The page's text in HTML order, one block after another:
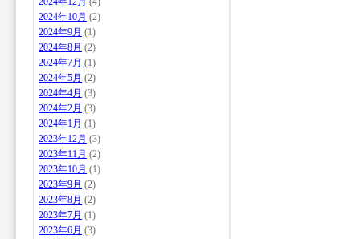
2024年10月 (2)
2024年9月 (1)
2024年8月 (2)
2024年7月 (1)
2024年5月 (2)
2024年4月 (3)
2024年2月 (3)
2024年1月 (1)
2023年12月 (3)
2023年11月 (2)
2023年10月 (1)
2023年9月 (2)
2023年8月 (2)
2023年7月 (1)
2023年6月 (3)